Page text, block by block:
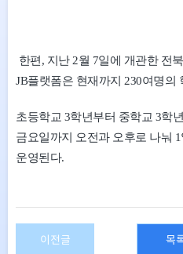
한편, 지난 2월 7일에 개관한 전
JB플랫폼은 현재까지 230여명의
초등학교 3학년부터 중학교 3학
금요일까지 오전과 오후로 나눠
운영된다.
이전글 목